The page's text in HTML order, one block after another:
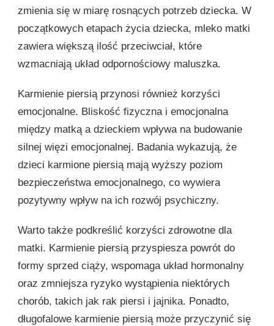
zmienia się w miarę rosnących potrzeb dziecka. W
początkowych etapach życia dziecka, mleko matki
zawiera większą ilość przeciwciał, które
wzmacniają układ odpornościowy maluszka.
Karmienie piersią przynosi również korzyści
emocjonalne. Bliskość fizyczna i emocjonalna
między matką a dzieckiem wpływa na budowanie
silnej więzi emocjonalnej. Badania wykazują, że
dzieci karmione piersią mają wyższy poziom
bezpieczeństwa emocjonalnego, co wywiera
pozytywny wpływ na ich rozwój psychiczny.
Warto także podkreślić korzyści zdrowotne dla
matki. Karmienie piersią przyspiesza powrót do
formy sprzed ciąży, wspomaga układ hormonalny
oraz zmniejsza ryzyko wystąpienia niektórych
chorób, takich jak rak piersi i jajnika. Ponadto,
długofalowe karmienie piersią może przyczynić się